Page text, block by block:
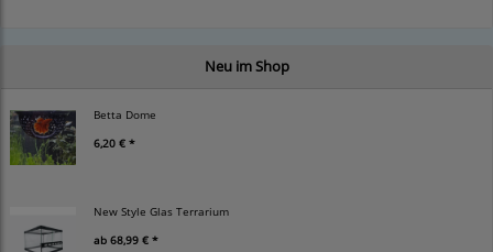
Neu im Shop
Betta Dome
6,20 € *
New Style Glas Terrarium
ab 68,99 € *